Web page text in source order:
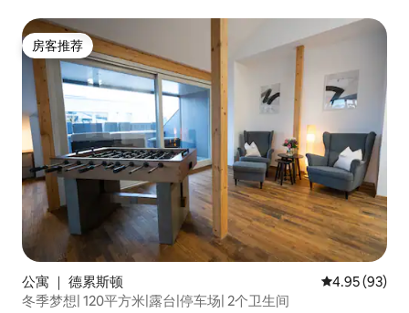
房客推荐
房客推荐
公寓 ｜ 德累斯顿 平均评分
4.95 (93)
冬季梦想| 120平方米|露台|停车场| 2个卫生间